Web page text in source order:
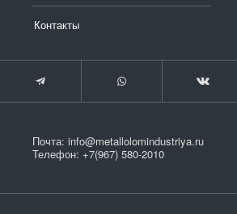
Контакты
Почта: info@metallolomindustriya.ru
Телефон: +7(967) 580-2010